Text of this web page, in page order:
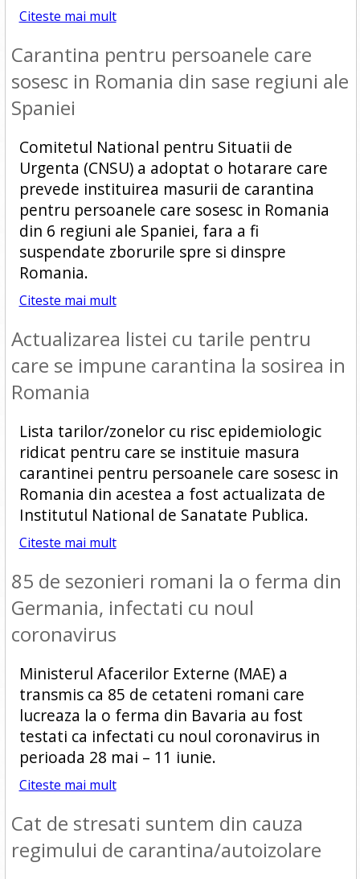
Citeste mai mult
Carantina pentru persoanele care
sosesc in Romania din sase regiuni ale
Spaniei
Comitetul National pentru Situatii de
Urgenta (CNSU) a adoptat o hotarare care
prevede instituirea masurii de carantina
pentru persoanele care sosesc in Romania
din 6 regiuni ale Spaniei, fara a fi
suspendate zborurile spre si dinspre
Romania.
Citeste mai mult
Actualizarea listei cu tarile pentru
care se impune carantina la sosirea in
Romania
Lista tarilor/zonelor cu risc epidemiologic
ridicat pentru care se instituie masura
carantinei pentru persoanele care sosesc in
Romania din acestea a fost actualizata de
Institutul National de Sanatate Publica.
Citeste mai mult
85 de sezonieri romani la o ferma din
Germania, infectati cu noul
coronavirus
Ministerul Afacerilor Externe (MAE) a
transmis ca 85 de cetateni romani care
lucreaza la o ferma din Bavaria au fost
testati ca infectati cu noul coronavirus in
perioada 28 mai – 11 iunie.
Citeste mai mult
Cat de stresati suntem din cauza
regimului de carantina/autoizolare